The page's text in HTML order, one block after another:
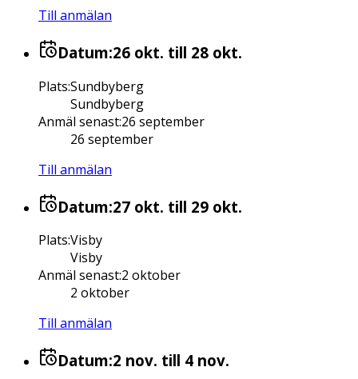
Till anmälan
Datum:26 okt. till 28 okt.
Plats:Sundbyberg
Sundbyberg
Anmäl senast:26 september
26 september
Till anmälan
Datum:27 okt. till 29 okt.
Plats:Visby
Visby
Anmäl senast:2 oktober
2 oktober
Till anmälan
Datum:2 nov. till 4 nov.